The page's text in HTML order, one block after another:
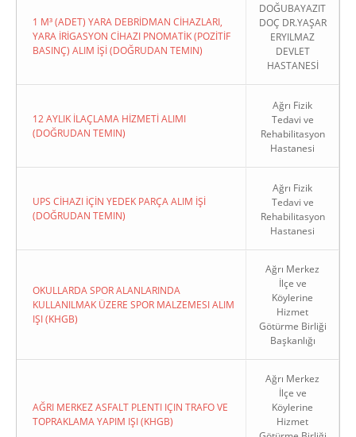
1 M³ (ADET) YARA DEBRİDMAN CİHAZLARI,
YARA İRİGASYON CİHAZI PNOMATİK (POZİTİF
BASINÇ) ALIM İŞİ (DOĞRUDAN TEMIN)
DOĞUBAYAZIT
DOÇ DR.YAŞAR
ERYILMAZ
DEVLET
HASTANESİ
12 AYLIK İLAÇLAMA HİZMETİ ALIMI
(DOĞRUDAN TEMIN)
Ağrı Fizik
Tedavi ve
Rehabilitasyon
Hastanesi
UPS CİHAZI İÇİN YEDEK PARÇA ALIM İŞİ
(DOĞRUDAN TEMIN)
Ağrı Fizik
Tedavi ve
Rehabilitasyon
Hastanesi
OKULLARDA SPOR ALANLARINDA
KULLANILMAK ÜZERE SPOR MALZEMESI ALIM
IŞI (KHGB)
Ağrı Merkez
İlçe ve
Köylerine
Hizmet
Götürme Birliği
Başkanlığı
AĞRI MERKEZ ASFALT PLENTI IÇIN TRAFO VE
TOPRAKLAMA YAPIM IŞI (KHGB)
Ağrı Merkez
İlçe ve
Köylerine
Hizmet